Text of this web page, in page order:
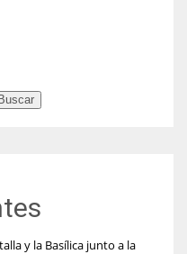
y la Basílica junto a la